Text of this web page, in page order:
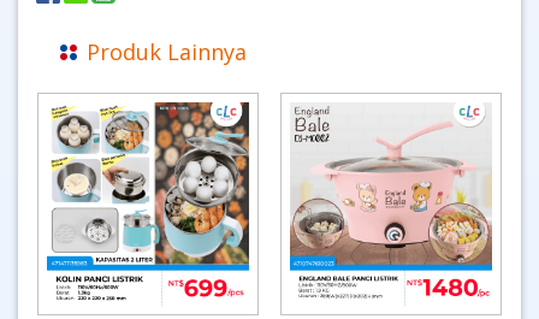
Produk Lainnya